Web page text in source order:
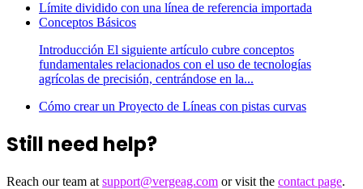
Límite dividido con una línea de referencia importada
Conceptos Básicos
Introducción El siguiente artículo cubre conceptos
fundamentales relacionados con el uso de tecnologías
agrícolas de precisión, centrándose en la...
Cómo crear un Proyecto de Líneas con pistas curvas
Still need help?
Reach our team at support@vergeag.com or visit the contact page.